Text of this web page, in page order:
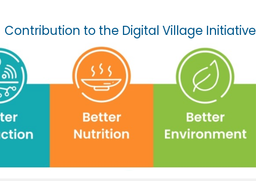
Contribution to the Digital Village Initiative